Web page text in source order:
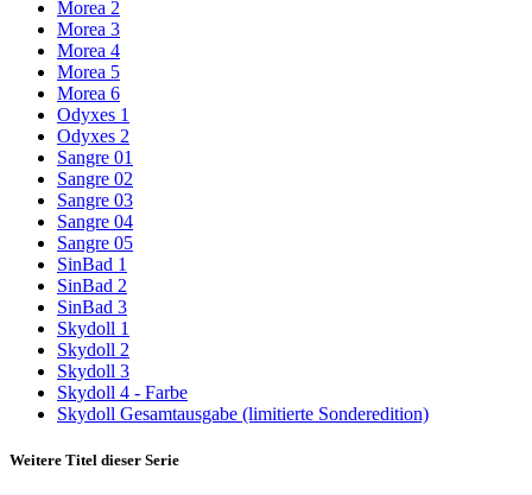
Morea 2
Morea 3
Morea 4
Morea 5
Morea 6
Odyxes 1
Odyxes 2
Sangre 01
Sangre 02
Sangre 03
Sangre 04
Sangre 05
SinBad 1
SinBad 2
SinBad 3
Skydoll 1
Skydoll 2
Skydoll 3
Skydoll 4 - Farbe
Skydoll Gesamtausgabe (limitierte Sonderedition)
Weitere Titel dieser Serie